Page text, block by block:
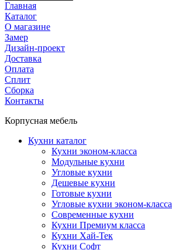
Главная
Каталог
О магазине
Замер
Дизайн-проект
Доставка
Оплата
Сплит
Сборка
Контакты
Корпусная мебель
Кухни каталог
Кухни эконом-класса
Модульные кухни
Угловые кухни
Дешевые кухни
Готовые кухни
Угловые кухни эконом-класса
Современные кухни
Кухни Премиум класса
Кухни Хай-Тек
Кухни Софт